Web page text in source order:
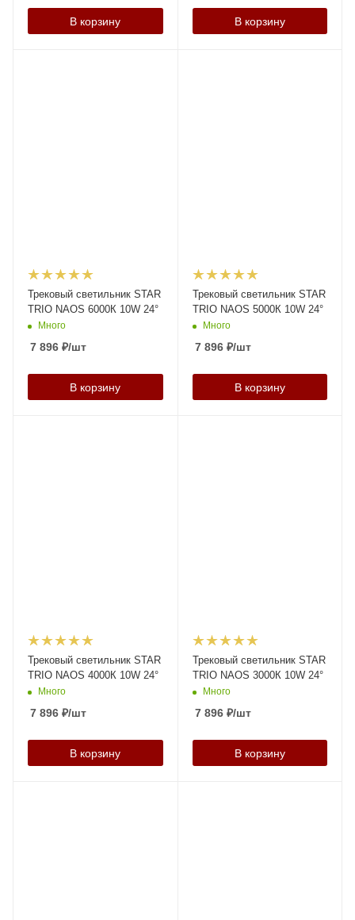
В корзину В корзину
Трековый светильник STAR
TRIO NAOS 6000К 10W 24°
Много
7 896 ₽/шт
В корзину
Трековый светильник STAR
TRIO NAOS 5000К 10W 24°
Много
7 896₽/шт
В корзину
Трековый светильник STAR
TRIO NAOS 4000К 10W 24°
Много
7 896 ₽/шт
В корзину
Трековый светильник STAR
TRIO NAOS 3000К 10W 24°
Много
7 896₽/шт
В корзину